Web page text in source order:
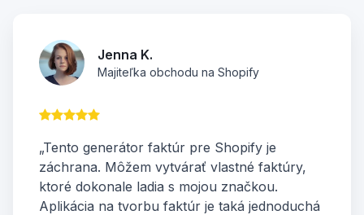
Jenna K.
Majiteľka obchodu na Shopify
„Tento generátor faktúr pre Shopify je
záchrana. Môžem vytvárať vlastné faktúry,
ktoré dokonale ladia s mojou značkou.
Aplikácia na tvorbu faktúr je taká jednoduchá